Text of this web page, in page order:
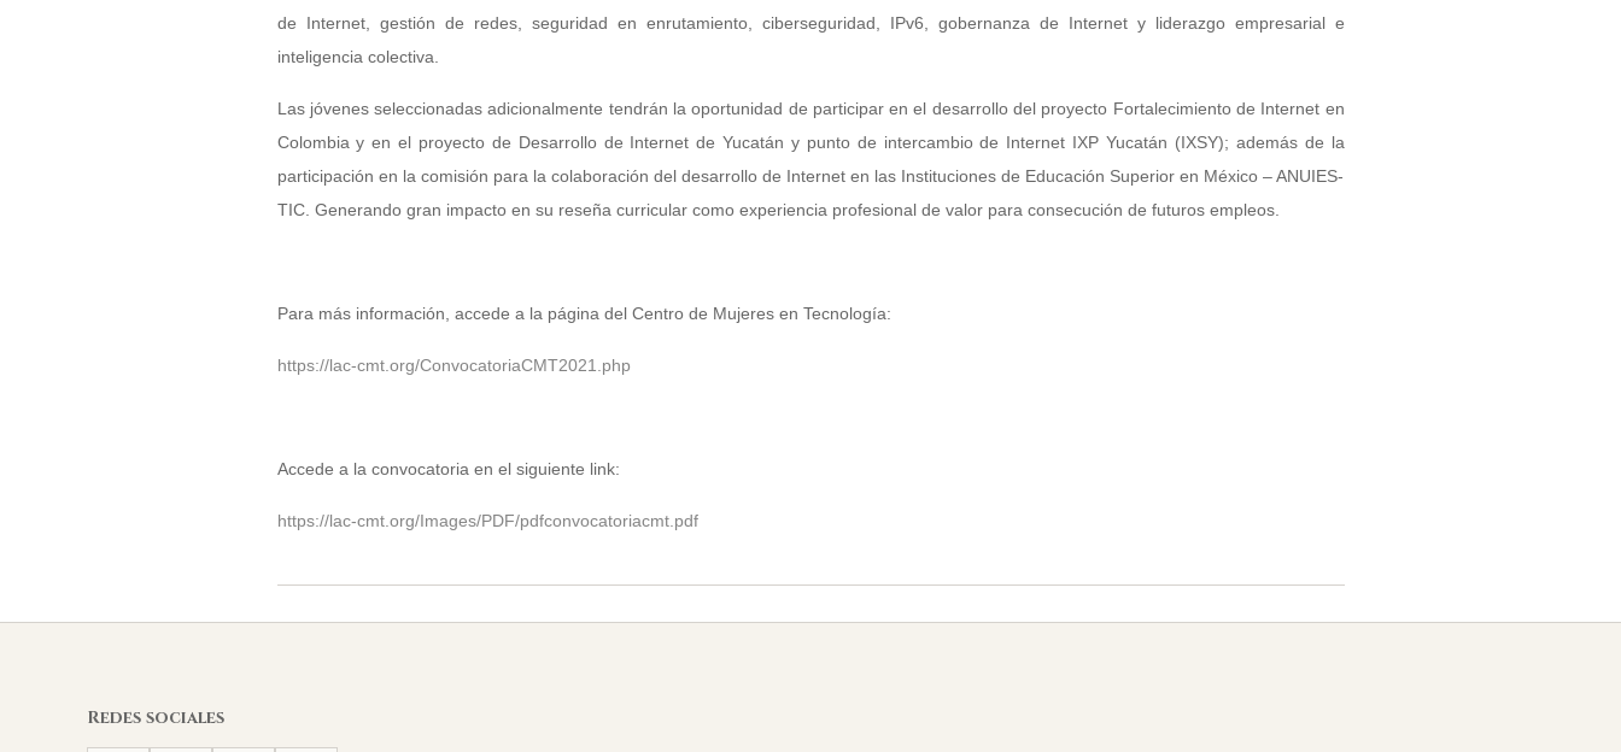
de Internet, gestión de redes, seguridad en enrutamiento, ciberseguridad, IPv6, gobernanza de Internet y liderazgo empresarial e
inteligencia colectiva.
Las jóvenes seleccionadas adicionalmente tendrán la oportunidad de participar en el desarrollo del proyecto Fortalecimiento de Internet en
Colombia y en el proyecto de Desarrollo de Internet de Yucatán y punto de intercambio de Internet IXP Yucatán (IXSY); además de la
participación en la comisión para la colaboración del desarrollo de Internet en las Instituciones de Educación Superior en México – ANUIES-
TIC. Generando gran impacto en su reseña curricular como experiencia profesional de valor para consecución de futuros empleos.
Para más información, accede a la página del Centro de Mujeres en Tecnología:
https://lac-cmt.org/ConvocatoriaCMT2021.php
Accede a la convocatoria en el siguiente link:
https://lac-cmt.org/Images/PDF/pdfconvocatoriacmt.pdf
Redes sociales